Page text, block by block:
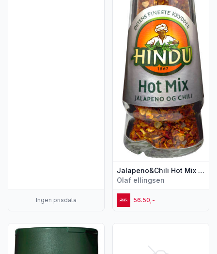
Ingen prisdata
Jalapeno&Chili Hot Mix m/Kvern 38g Hindu
Olaf ellingsen
56.50,-
Vis flere detaljer for produktet "Chili Crushed 36g glass